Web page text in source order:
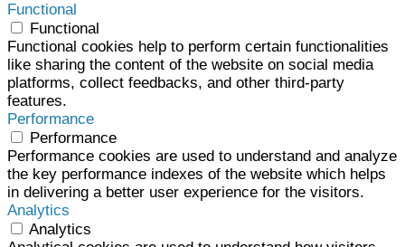
Functional
Functional
Functional cookies help to perform certain functionalities
like sharing the content of the website on social media
platforms, collect feedbacks, and other third-party
features.
Performance
Performance
Performance cookies are used to understand and analyze
the key performance indexes of the website which helps
in delivering a better user experience for the visitors.
Analytics
Analytics